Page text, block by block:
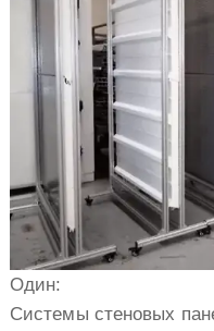
Один:
Системы стеновых